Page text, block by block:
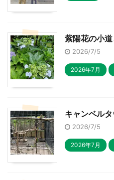
紫陽花の小
2026/7/5
2026年7月
キャンベル
2026/7/5
2026年7月